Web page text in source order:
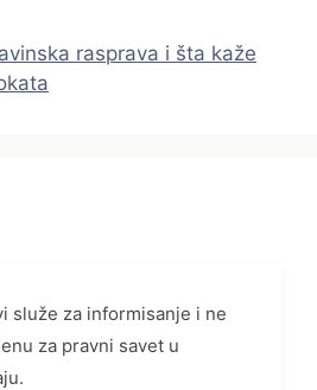
rasprava i šta kaže
služe za informisanje i ne
za pravni savet u